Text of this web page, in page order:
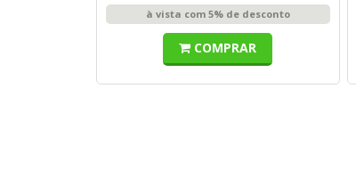
à vista com 5% de desconto
COMPRAR